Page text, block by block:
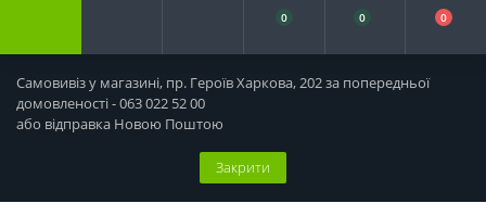
Самовивіз у магазині, пр. Героїв Харкова, 202 за попередньої
домовленості - 063 022 52 00
або відправка Новою Поштою
Закрити
0 0 0